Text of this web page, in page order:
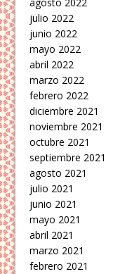
julio 2022
junio 2022
mayo 2022
abril 2022
marzo 2022
febrero 2022
diciembre 2021
noviembre 2021
octubre 2021
septiembre 2021
agosto 2021
julio 2021
junio 2021
mayo 2021
abril 2021
marzo 2021
febrero 2021